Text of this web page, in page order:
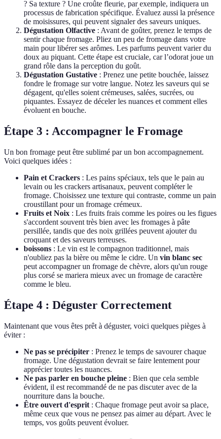
? Sa texture ? Une croûte fleurie, par exemple, indiquera un
processus de fabrication spécifique. Évaluez aussi la présence
de moisissures, qui peuvent signaler des saveurs uniques.
Dégustation Olfactive : Avant de goûter, prenez le temps de
sentir chaque fromage. Pliez un peu de fromage dans votre
main pour libérer ses arômes. Les parfums peuvent varier du
doux au piquant. Cette étape est cruciale, car l’odorat joue un
grand rôle dans la perception du goût.
Dégustation Gustative : Prenez une petite bouchée, laissez
fondre le fromage sur votre langue. Notez les saveurs qui se
dégagent, qu'elles soient crémeuses, salées, sucrées, ou
piquantes. Essayez de déceler les nuances et comment elles
évoluent en bouche.
Étape 3 : Accompagner le Fromage
Un bon fromage peut être sublimé par un bon accompagnement.
Voici quelques idées :
Pain et Crackers : Les pains spéciaux, tels que le pain au
levain ou les crackers artisanaux, peuvent compléter le
fromage. Choisissez une texture qui contraste, comme un pain
croustillant pour un fromage crémeux.
Fruits et Noix : Les fruits frais comme les poires ou les figues
s'accordent souvent très bien avec les fromages à pâte
persillée, tandis que des noix grillées peuvent ajouter du
croquant et des saveurs terreuses.
boissons : Le vin est le compagnon traditionnel, mais
n'oubliez pas la bière ou même le cidre. Un vin blanc sec
peut accompagner un fromage de chèvre, alors qu'un rouge
plus corsé se mariera mieux avec un fromage de caractère
comme le bleu.
Étape 4 : Déguster Correctement
Maintenant que vous êtes prêt à déguster, voici quelques pièges à
éviter :
Ne pas se précipiter : Prenez le temps de savourer chaque
fromage. Une dégustation devrait se faire lentement pour
apprécier toutes les nuances.
Ne pas parler en bouche pleine : Bien que cela semble
évident, il est recommandé de ne pas discuter avec de la
nourriture dans la bouche.
Être ouvert d'esprit : Chaque fromage peut avoir sa place,
même ceux que vous ne pensez pas aimer au départ. Avec le
temps, vos goûts peuvent évoluer.